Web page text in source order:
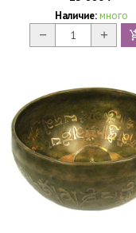
Наличие: много